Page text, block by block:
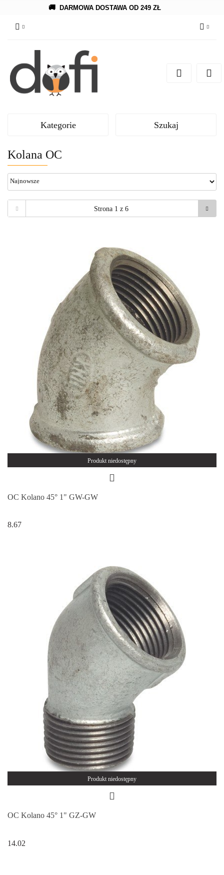
🚚 DARMOWA DOSTAWA OD 249 ZŁ
Zarejestruj się
Kategorie Szukaj
Kolana OC
Produkt niedostępny
OC Kolano 45° 1" GW-GW
8.67
Produkt niedostępny
OC Kolano 45° 1" GZ-GW
14.02